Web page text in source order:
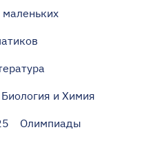
Биология и Химия
Олимпиады